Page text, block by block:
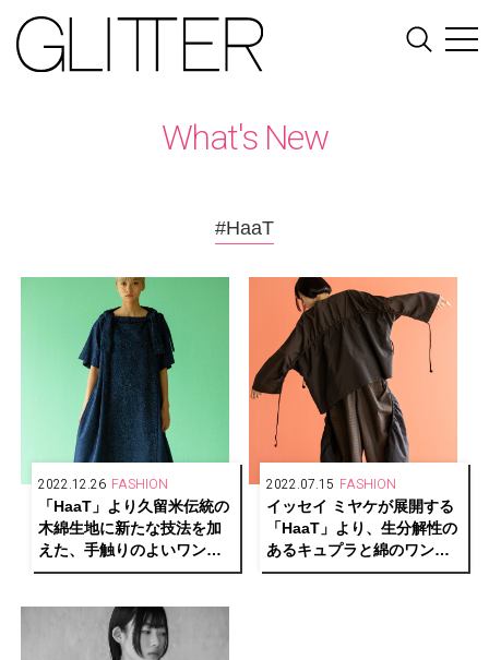
What's New
#HaaT
2022.12.26 FASHION
「HaaT」より久留米伝統の
木綿生地に新たな技法を加
えた、手触りのよいワンピ
ースやアルパカニットが発
2022.07.15 FASHION
イッセイ ミヤケが展開する
「HaaT」より、生分解性の
あるキュプラと綿のワンピ
ースなど新作が登場